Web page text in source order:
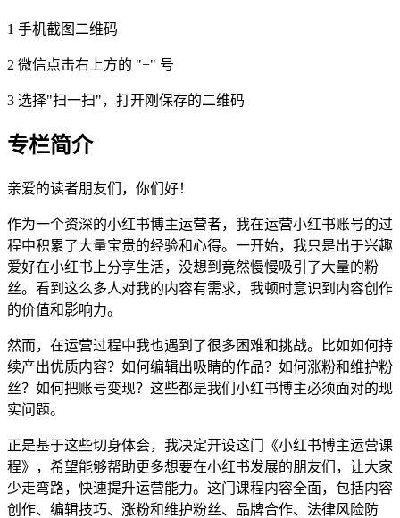
1 手机截图二维码
2 微信点击右上方的 "+" 号
3 选择"扫一扫"，打开刚保存的二维码
专栏简介
亲爱的读者朋友们，你们好！
作为一个资深的小红书博主运营者，我在运营小红书账号的过
程中积累了大量宝贵的经验和心得。一开始，我只是出于兴趣
爱好在小红书上分享生活，没想到竟然慢慢吸引了大量的粉
丝。看到这么多人对我的内容有需求，我顿时意识到内容创作
的价值和影响力。
然而，在运营过程中我也遇到了很多困难和挑战。比如如何持
续产出优质内容？如何编辑出吸睛的作品？如何涨粉和维护粉
丝？如何把账号变现？这些都是我们小红书博主必须面对的现
实问题。
正是基于这些切身体会，我决定开设这门《小红书博主运营课
程》，希望能够帮助更多想要在小红书发展的朋友们，让大家
少走弯路，快速提升运营能力。这门课程内容全面，包括内容
创作、编辑技巧、涨粉和维护粉丝、品牌合作、法律风险防